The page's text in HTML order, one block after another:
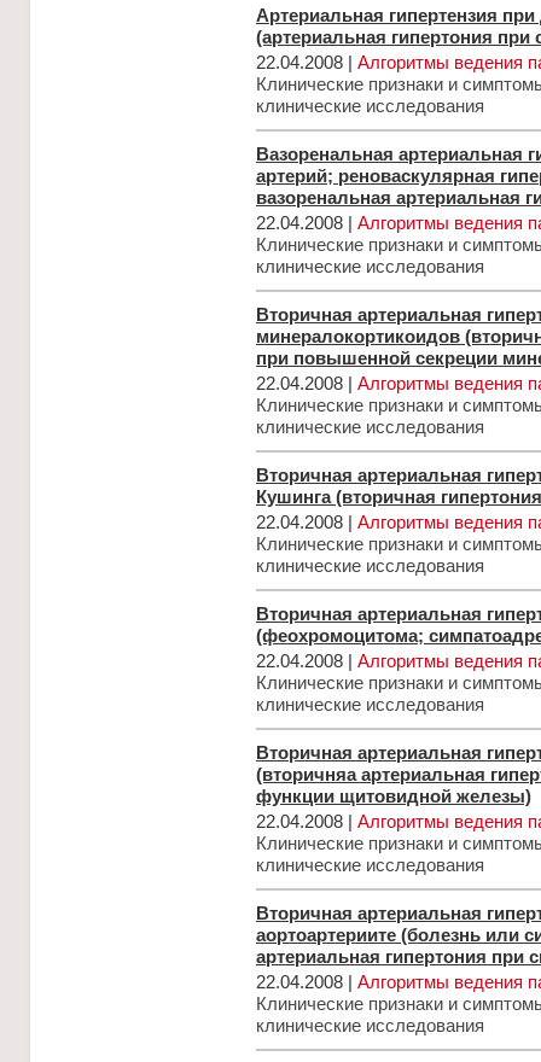
Артериальная гипертензия
(артериальная гипертония при
22.04.2008 | Алгоритмы ведения
Клинические признаки и
клинические исследования
Вазоренальная артериальная
артерий; реноваскулярная
вазоренальная артериальная
22.04.2008 | Алгоритмы ведения
Клинические признаки и
клинические исследования
Вторичная артериальная
минералокортикоидов
при повышенной секреции
22.04.2008 | Алгоритмы ведения
Клинические признаки и
клинические исследования
Вторичная артериальная
Кушинга (вторичная
22.04.2008 | Алгоритмы ведения
Клинические признаки и
клинические исследования
Вторичная артериальная
(феохромоцитома;
22.04.2008 | Алгоритмы ведения
Клинические признаки и
клинические исследования
Вторичная артериальная
(вторичняа артериальная
функции щитовидной железы)
22.04.2008 | Алгоритмы ведения
Клинические признаки и
клинические исследования
Вторичная артериальная
аортоартериите (болезнь или
артериальная гипертония при
22.04.2008 | Алгоритмы ведения
Клинические признаки и
клинические исследования